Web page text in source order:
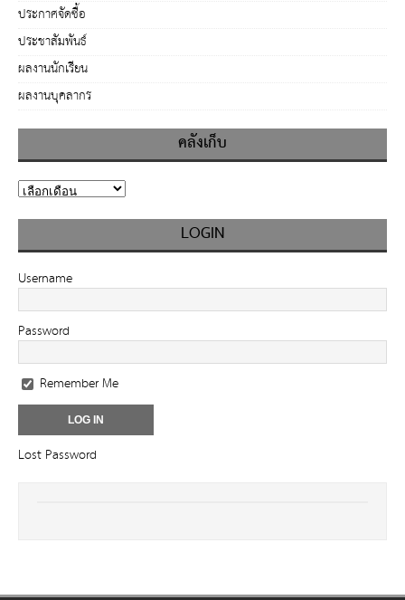
ประกาศจัดซื้อ
ประชาสัมพันธ์
ผลงานนักเรียน
ผลงานบุคลากร
คลังเก็บ
LOGIN
Username
Password
Remember Me
Lost Password